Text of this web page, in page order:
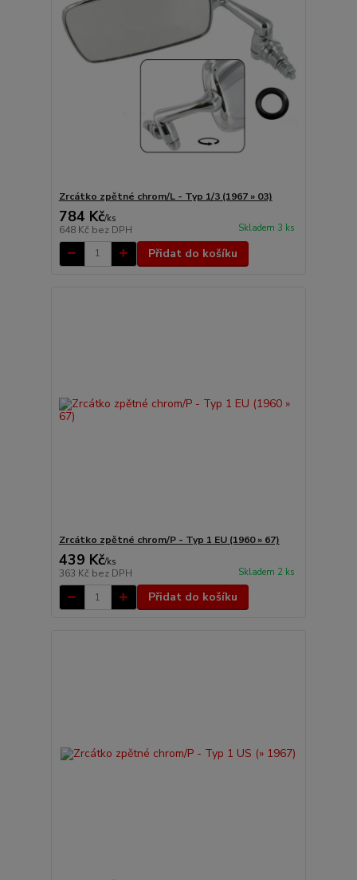
Zrcátko zpětné chrom/L - Typ 1/3 (1967 » 03)
784 Kč/ks
648 Kč bez DPH Skladem 3 ks
Přidat do košíku
Zrcátko zpětné chrom/P - Typ 1 EU (1960 » 67)
439 Kč/ks
363 Kč bez DPH Skladem 2 ks
Přidat do košíku